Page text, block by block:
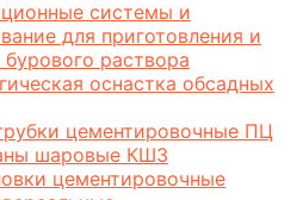
системы и
для приготовления и
раствора
оснастка обсадных
цементировочные ПЦ
шаровые КШЗ
цементировочные